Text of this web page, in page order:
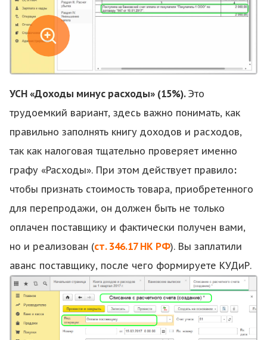
УСН «Доходы минус расходы» (15%). Это
трудоемкий вариант, здесь важно понимать, как
правильно заполнять книгу доходов и расходов,
так как налоговая тщательно проверяет именно
графу «Расходы». При этом действует правило:
чтобы признать стоимость товара, приобретенного
для перепродажи, он должен быть не только
оплачен поставщику и фактически получен вами,
но и реализован (ст. 346.17 НК РФ). Вы заплатили
аванс поставщику, после чего формируете КУДиР.